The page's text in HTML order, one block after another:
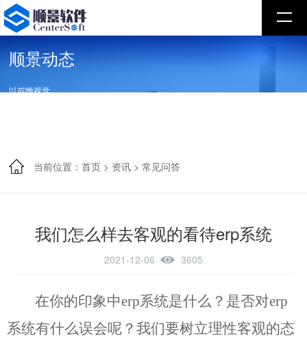
顺景动态
以前瞻视觉
当前位置：首页 > 资讯 >常见问答
我们怎么样去客观的看待erp系统
2021-12-06 3605
在你的印象中erp系统是什么？是否对erp
系统有什么误会呢？我们要树立理性客观的态